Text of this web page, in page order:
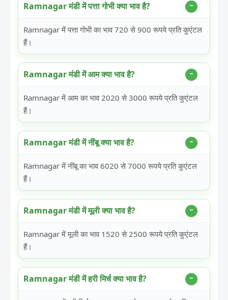
Ramnagar मंडी में पत्ता गोभी क्या भाव है?
Ramnagar में पत्ता गोभी का भाव 720 से 900 रूपये प्रति कुएंटल
हैं।
Ramnagar मंडी में आम क्या भाव है?
Ramnagar में आम का भाव 2020 से 3000 रूपये प्रति कुएंटल
हैं।
Ramnagar मंडी में नींबू क्या भाव है?
Ramnagar में नींबू का भाव 6020 से 7000 रूपये प्रति कुएंटल
हैं।
Ramnagar मंडी में मूली क्या भाव है?
Ramnagar में मूली का भाव 1520 से 2500 रूपये प्रति कुएंटल
हैं।
Ramnagar मंडी में हरी मिर्च क्या भाव है?